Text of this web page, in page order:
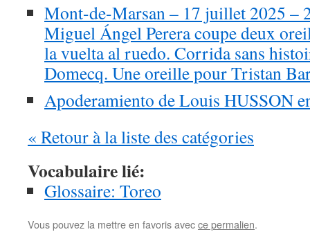
Mont-de-Marsan – 17 juillet 2025 –
Miguel Ángel Perera coupe deux
la vuelta al ruedo. Corrida sans
Domecq. Une oreille pour Tristan
Apoderamiento de Louis HUSSON
« Retour à la liste des catégories
Vocabulaire lié:
Glossaire: Toreo
Vous pouvez la mettre en favoris avecce permalien.